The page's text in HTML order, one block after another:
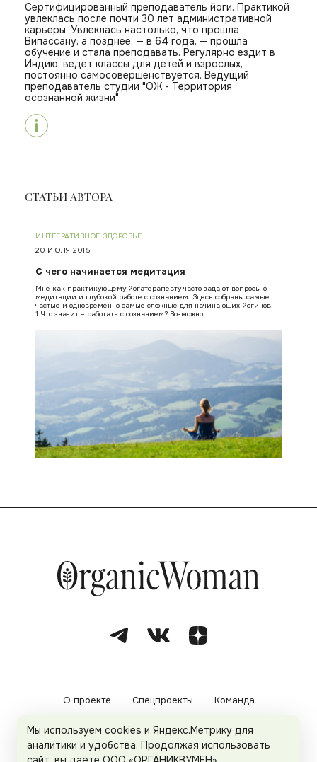
Сертифицированный преподаватель йоги. Практикой
увлеклась после почти 30 лет административной
карьеры. Увлеклась настолько, что прошла
Випассану, а позднее, — в 64 года, — прошла
обучение и стала преподавать. Регулярно ездит в
Индию, ведет классы для детей и взрослых,
постоянно самосовершенствуется. Ведущий
преподаватель студии "ОЖ - Территория
осознанной жизни"
СТАТЬИ АВТОРА
ИНТЕГРАТИВНОЕ ЗДОРОВЬЕ
20 ИЮЛЯ 2015
С чего начинается медитация
Мне как практикующему йогатерапевту часто задают вопросы о
медитации и глубокой работе с сознанием. Здесь собраны самые
частые и одновременно самые сложные для начинающих йогинов.
1.Что значит – работать с сознанием? Возможно, …
О проекте Спецпроекты Команда
Рекламодателям Политика конфиденциальности
Мы используем cookies и Яндекс.Метрику для
аналитики и удобства. Продолжая использовать